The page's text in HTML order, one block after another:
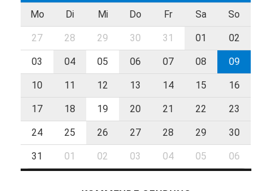
Mo Di Mi Do Fr Sa So
27 28 29 30 31 01 02
03 04 05 06 07 08 09
10 11 12 13 14 15 16
17 18 19 20 21 22 23
24 25 26 27 28 29 30
31 01 02 03 04 05 06